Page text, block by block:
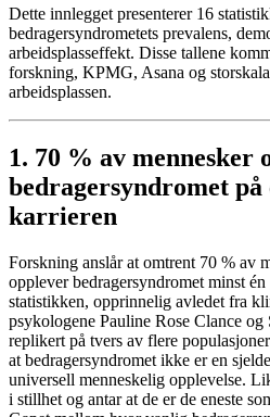
Dette innlegget presenterer 16
bedragersyndrometets prevalens,
arbeidsplasseffekt. Disse tallene
forskning, KPMG, Asana og
arbeidsplassen.
1. 70 % av mennesker
bedragersyndromet
karrieren
Forskning anslår at omtrent 70 % av
opplever bedragersyndromet minst
statistikken, opprinnelig avledet fra
psykologene Pauline Rose Clance og
replikert på tvers av flere
at bedragersyndromet ikke er en
universell menneskelig opplevelse.
i stillhet og antar at de er de eneste